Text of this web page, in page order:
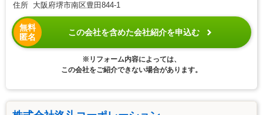
住所 大阪府堺市南区豊田844-1
無料
匿名
この会社を含めた会社紹介を申込む
※リフォーム内容によっては、
この会社をご紹介できない場合があります。